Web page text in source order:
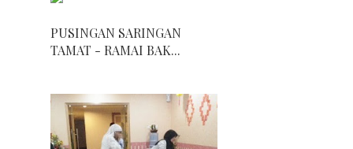
PUSINGAN SARINGAN
TAMAT - RAMAI BAK...